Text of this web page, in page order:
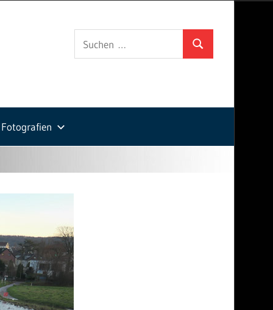
Suchen
nach:
Suchen
Fotografien